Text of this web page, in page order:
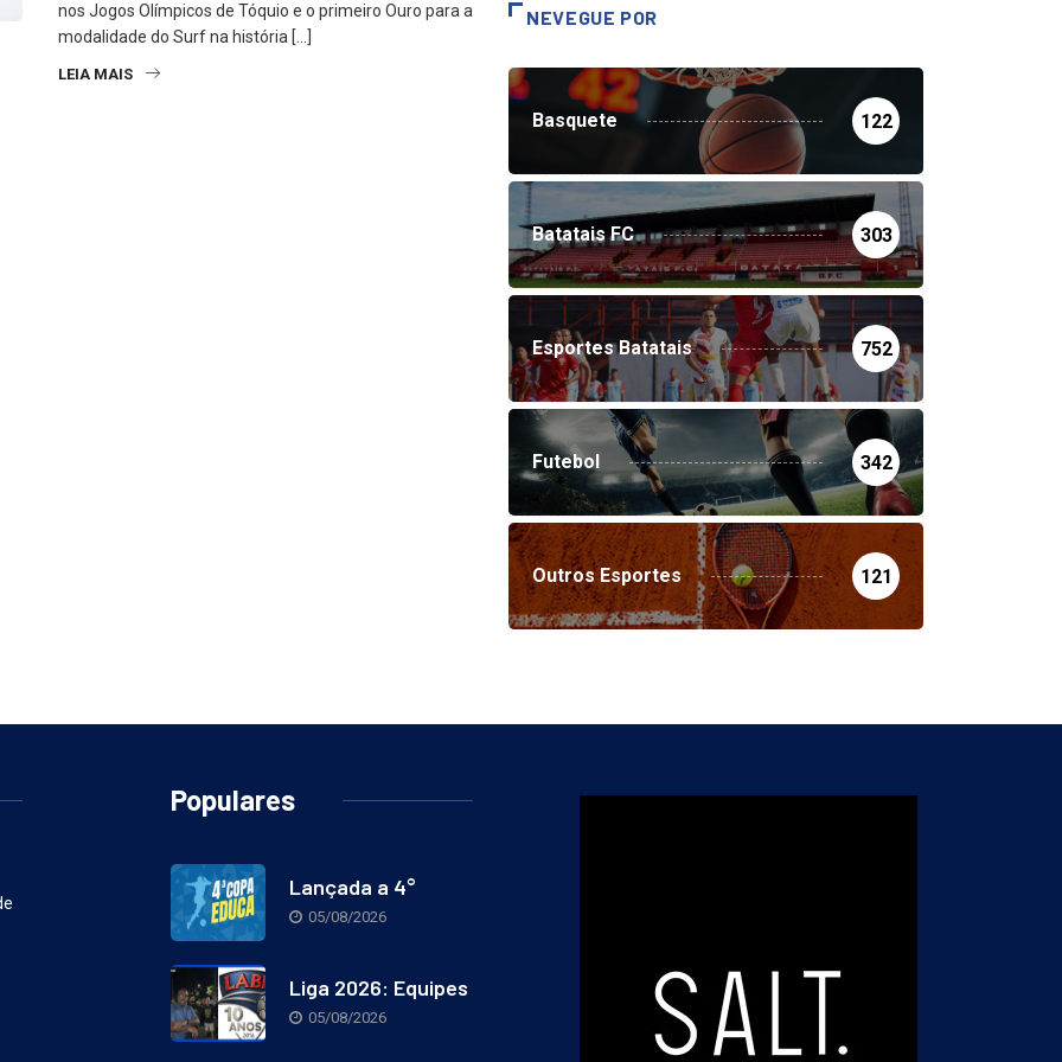
nos Jogos Olímpicos de Tóquio e o primeiro Ouro para a
modalidade do Surf na história […]
LEIA MAIS
NEVEGUE POR
Basquete 122
Batatais FC 303
Esportes Batatais 752
Futebol 342
Outros Esportes 121
Populares
Lançada a 4°
05/08/2026
Liga 2026: Equipes
05/08/2026